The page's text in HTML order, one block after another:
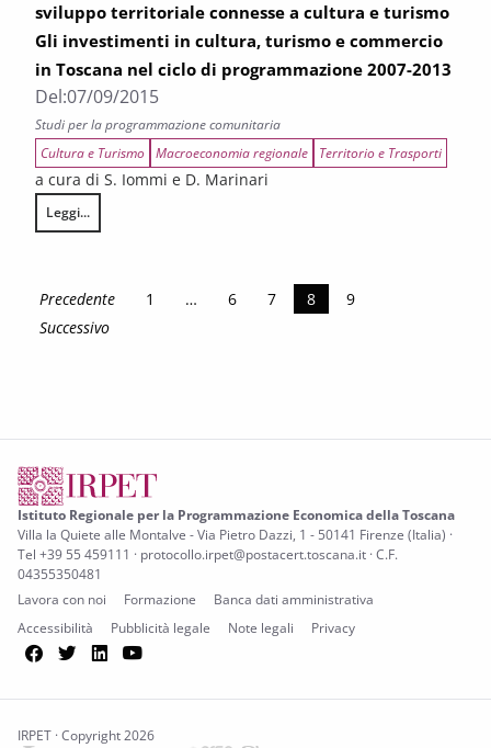
sviluppo territoriale connesse a cultura e turismo
Gli investimenti in cultura, turismo e commercio
in Toscana nel ciclo di programmazione 2007-2013
Del:07/09/2015
Studi per la programmazione comunitaria
Cultura e Turismo Macroeconomia regionale Territorio e Trasporti
a cura di S. Iommi e D. Marinari
Leggi...
Strategie di investimento nelle politiche di sviluppo territoriale
Precedente 1 … 6 7 8
9
Successivo
Istituto Regionale per la Programmazione Economica della Toscana
Villa la Quiete alle Montalve - Via Pietro Dazzi, 1 - 50141 Firenze (Italia) ·
Tel +39 55 459111 · protocollo.irpet@postacert.toscana.it · C.F.
04355350481
Lavora con noi
Formazione
Banca dati amministrativa
Accessibilità
Pubblicità legale Note legali Privacy
Facebook
TwitterLinkedIn
IRPET · Copyright 2026